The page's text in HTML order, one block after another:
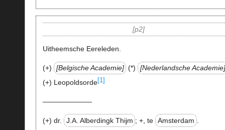
p2
Uitheemsche Eereleden.
(+) Belgische Academie (*) Nederlandsche Academie
(+) Leopoldsorde[1]
———————
(+) dr. J.A. Alberdingk Thijm ;+ , te Amsterdam